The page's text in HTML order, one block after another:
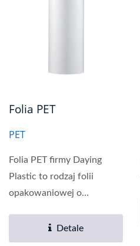
Folia PET
PET
Folia PET firmy Daying
Plastic to rodzaj folii
opakowaniowej o
wszechstronnych
właściwościach....
Detale